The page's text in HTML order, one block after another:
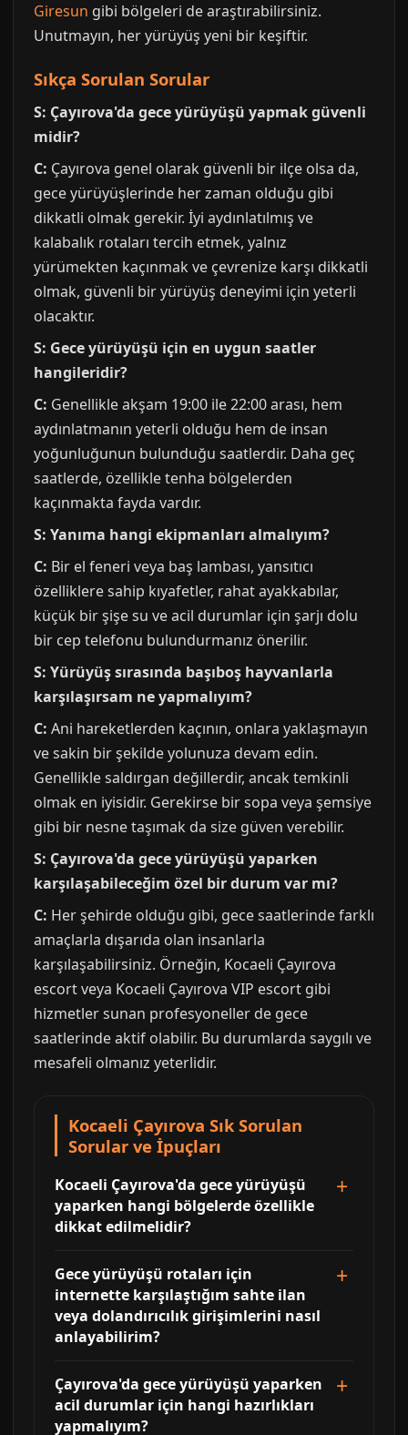
Giresun gibi bölgeleri de araştırabilirsiniz.
Unutmayın, her yürüyüş yeni bir keşiftir.
Sıkça Sorulan Sorular
S: Çayırova'da gece yürüyüşü yapmak güvenli
midir?
C: Çayırova genel olarak güvenli bir ilçe olsa da,
gece yürüyüşlerinde her zaman olduğu gibi
dikkatli olmak gerekir. İyi aydınlatılmış ve
kalabalık rotaları tercih etmek, yalnız
yürümekten kaçınmak ve çevrenize karşı dikkatli
olmak, güvenli bir yürüyüş deneyimi için yeterli
olacaktır.
S: Gece yürüyüşü için en uygun saatler
hangileridir?
C: Genellikle akşam 19:00 ile 22:00 arası, hem
aydınlatmanın yeterli olduğu hem de insan
yoğunluğunun bulunduğu saatlerdir. Daha geç
saatlerde, özellikle tenha bölgelerden
kaçınmakta fayda vardır.
S: Yanıma hangi ekipmanları almalıyım?
C: Bir el feneri veya baş lambası, yansıtıcı
özelliklere sahip kıyafetler, rahat ayakkabılar,
küçük bir şişe su ve acil durumlar için şarjı dolu
bir cep telefonu bulundurmanız önerilir.
S: Yürüyüş sırasında başıboş hayvanlarla
karşılaşırsam ne yapmalıyım?
C: Ani hareketlerden kaçının, onlara yaklaşmayın
ve sakin bir şekilde yolunuza devam edin.
Genellikle saldırgan değillerdir, ancak temkinli
olmak en iyisidir. Gerekirse bir sopa veya şemsiye
gibi bir nesne taşımak da size güven verebilir.
S: Çayırova'da gece yürüyüşü yaparken
karşılaşabileceğim özel bir durum var mı?
C: Her şehirde olduğu gibi, gece saatlerinde farklı
amaçlarla dışarıda olan insanlarla
karşılaşabilirsiniz. Örneğin, Kocaeli Çayırova
escort veya Kocaeli Çayırova VIP escort gibi
hizmetler sunan profesyoneller de gece
saatlerinde aktif olabilir. Bu durumlarda saygılı ve
mesafeli olmanız yeterlidir.
Kocaeli Çayırova Sık Sorulan
Sorular ve İpuçları
Kocaeli Çayırova'da gece yürüyüşü
yaparken hangi bölgelerde özellikle
dikkat edilmelidir?
Gece yürüyüşü rotaları için
internette karşılaştığım sahte ilan
veya dolandırıcılık girişimlerini nasıl
anlayabilirim?
Çayırova'da gece yürüyüşü yaparken
acil durumlar için hangi hazırlıkları
yapmalıyım?